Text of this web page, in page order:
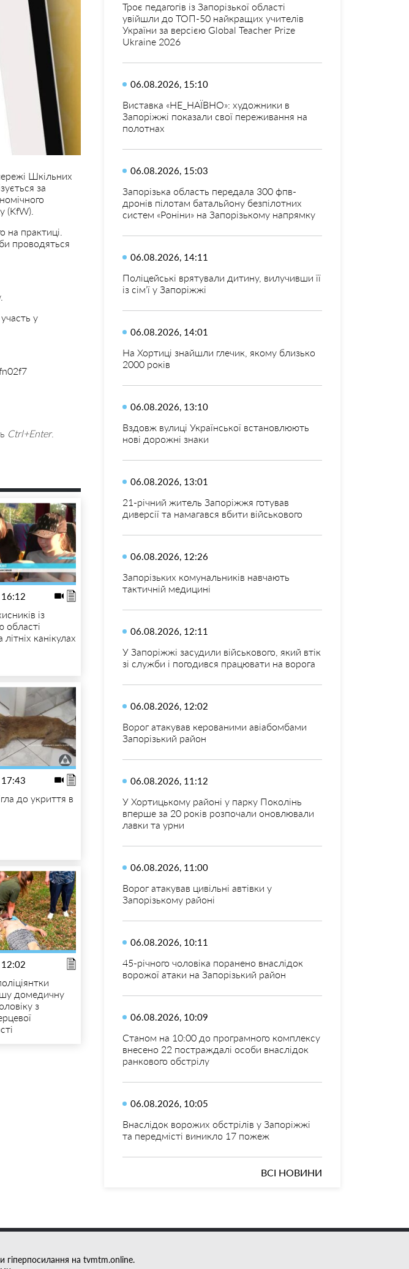
Шкільних
за
(KfW).
на практиці.
проводяться
у
Ctrl+Enter.
із
області
канікулах
до укриття в
домедичну
з
Троє педагогів із Запорізької області
увійшли до ТОП-50 найкращих учителів
України за версією Global Teacher Prize
Ukraine 2026
06.08.2026, 15:10
Виставка «НЕ_НАЇВНО»: художники в
Запоріжжі показали свої переживання на
полотнах
06.08.2026, 15:03
Запорізька область передала 300 фпв-
дронів пілотам батальйону безпілотних
систем «Роніни» на Запорізькому напрямку
06.08.2026, 14:11
Поліцейські врятували дитину, вилучивши її
із сім’ї у Запоріжжі
06.08.2026, 14:01
На Хортиці знайшли глечик, якому близько
2000 років
06.08.2026, 13:10
Вздовж вулиці Української встановлюють
нові дорожні знаки
06.08.2026, 13:01
21-річний житель Запоріжжя готував
диверсії та намагався вбити військового
06.08.2026, 12:26
Запорізьких комунальників навчають
тактичній медицині
06.08.2026, 12:11
У Запоріжжі засудили військового, який втік
зі служби і погодився працювати на ворога
06.08.2026, 12:02
Ворог атакував керованими авіабомбами
Запорізький район
06.08.2026, 11:12
У Хортицькому районі у парку Поколінь
вперше за 20 років розпочали оновлювали
лавки та урни
06.08.2026, 11:00
Ворог атакував цивільні автівки у
Запорізькому районі
06.08.2026, 10:11
45-річного чоловіка поранено внаслідок
ворожої атаки на Запорізький район
06.08.2026, 10:09
Станом на 10:00 до програмного комплексу
внесено 22 постраждалі особи внаслідок
ранкового обстрілу
06.08.2026, 10:05
Внаслідок ворожих обстрілів у Запоріжжі
та передмісті виникло 17 пожеж
ВСІ НОВИНИ
гіперпосилання на tvmtm.online.